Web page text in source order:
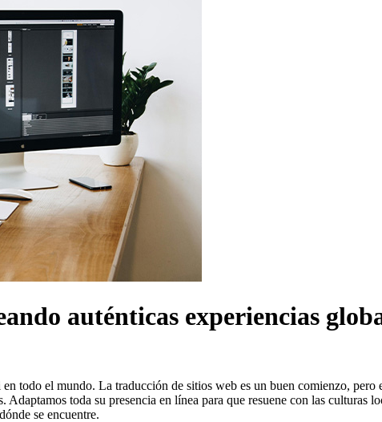
auténticas experiencias
todo el mundo. La traducción de sitios web es un buen comienzo,
toda su presencia en línea para que resuene con las culturas
se encuentre.